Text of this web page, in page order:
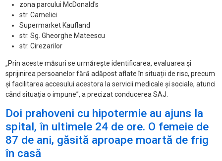
zona parcului McDonald's
str. Camelici
Supermarket Kaufland
str. Sg. Gheorghe Mateescu
str. Cirezarilor
„Prin aceste măsuri se urmăreşte identificarea, evaluarea şi
sprijinirea persoanelor fără adăpost aflate în situații de risc, precum
şi facilitarea accesului acestora la servicii medicale şi sociale, atunci
când situația o impune”, a precizat conducerea SAJ.
Doi prahoveni cu hipotermie au ajuns la
spital, în ultimele 24 de ore. O femeie de
87 de ani, găsită aproape moartă de frig
în casă